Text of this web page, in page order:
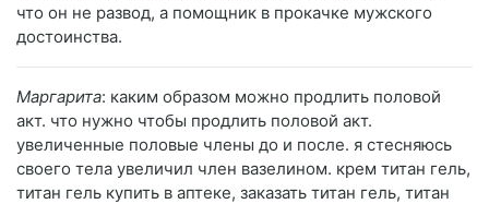
что он не развод, а помощник в прокачке мужского
достоинства.
Маргарита: каким образом можно продлить половой
акт. что нужно чтобы продлить половой акт.
увеличенные половые члены до и после. я стесняюсь
своего тела увеличил член вазелином. крем титан гель,
титан гель купить в аптеке, заказать титан гель, титан